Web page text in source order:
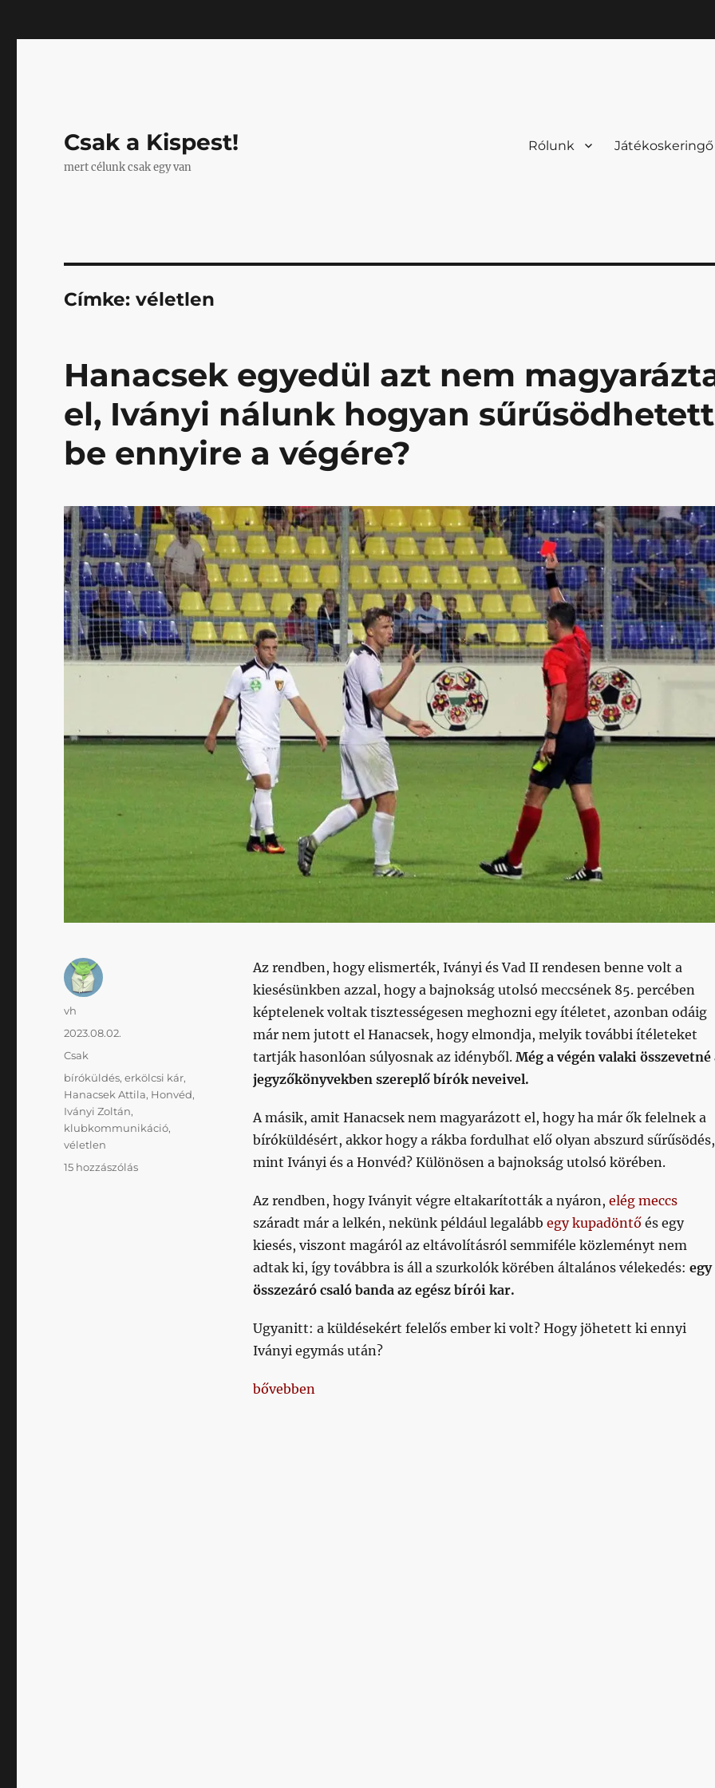
Csak a Kispest!
mert célunk csak egy van
Rólunk Játékoskeringő
Címke:véletlen
Hanacsek egyedül azt nem
el, Iványi nálunk hogyan sűrűsödhetett
be ennyire a végére?
Az rendben, hogy elismerték, Iványi és Vad II rendesen benne volt a
kiesésünkben azzal, hogy a bajnokság utolsó meccsének 85. percében
képtelenek voltak tisztességesen meghozni egy ítéletet, azonban odáig
már nem jutott el Hanacsek, hogy elmondja, melyik további ítéleteket
tartják hasonlóan súlyosnak az idényből. Még a végén valaki összevetné
jegyzőkönyvekben szereplő bírók neveivel.
A másik, amit Hanacsek nem magyarázott el, hogy ha már ők felelnek a
bíróküldésért, akkor hogy a rákba fordulhat elő olyan abszurd sűrűsödés,
mint Iványi és a Honvéd? Különösen a bajnokság utolsó körében.
Az rendben, hogy Iványit végre eltakarították a nyáron, elég meccs
száradt már a lelkén, nekünk például legalább egy kupadöntőés egy
kiesés, viszont magáról az eltávolításról semmiféle közleményt nem
adtak ki, így továbbra is áll a szurkolók körében általános vélekedés: egy
összezáró csaló banda az egész bírói kar.
Ugyanitt: a küldésekért felelős ember ki volt? Hogy jöhetett ki ennyi
Iványi egymás után?
„Hanacsek egyedül azt nem magyarázta el, Iványi nálunk hogyan
bővebben
Szerző
vh
Közzétéve
2023.08.02.
Kategória
Csak
Címke
bíróküldés,erkölcsi kár,
Hanacsek Attila, Honvéd,
Iványi Zoltán,
klubkommunikáció,
véletlen
15 hozzászólásHanacsek